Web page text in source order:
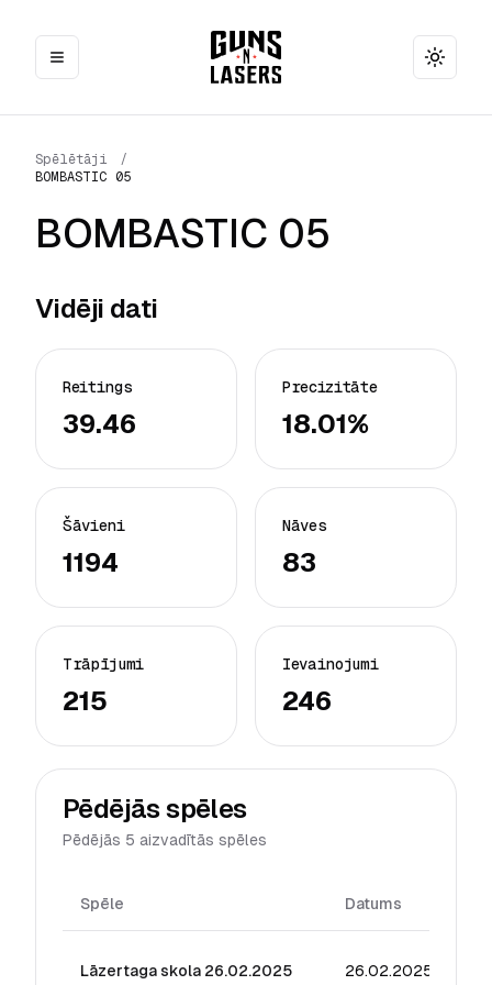
Toggle
Spēlētāji
/
BOMBASTIC 05
BOMBASTIC 05
Vidēji dati
Reitings
39.46
Precizitāte
18.01%
Šāvieni
1194
Nāves
83
Trāpījumi
215
Ievainojumi
246
Pēdējās spēles
Pēdējās 5 aizvadītās spēles
Spēle Datums
Lāzertaga skola 26.02.2025 26.02.2025